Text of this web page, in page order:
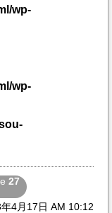
wp-
wp-
27
4月17日 AM 10:12